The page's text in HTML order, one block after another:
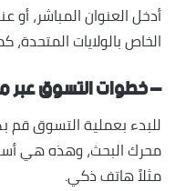
أدخل العنوان المباشر، أو
الخاص بالولايات
– خطوات التسوق عبر
للبدء بعملية التسوق قم
محرك البحث، وهذه هي
مثلاً هاتف ذكي.